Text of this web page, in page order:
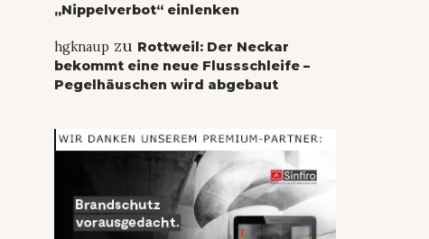
„Nippelverbot“ einlenken
hgknaupzu Rottweil: Der Neckar
bekommt eine neue Flussschleife –
Pegelhäuschen wird abgebaut